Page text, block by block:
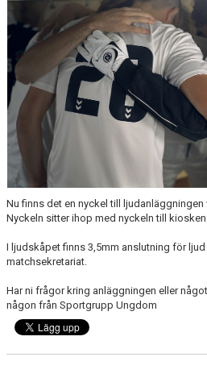
FÖR FÖRÄLDRAR
Nu finns det en nyckel till
Nyckeln sitter ihop med nyckeln till
I ljudskåpet finns 3,5mm anslutning för
matchsekretariat.
Har ni frågor kring anläggningen eller
någon från Sportgrupp Ungdom